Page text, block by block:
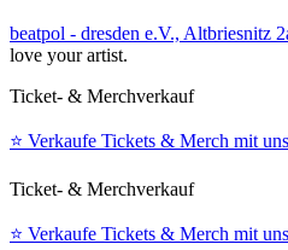
beatpol - dresden e.V., Altbriesnitz
love your artist.
Ticket- & Merchverkauf
⭐️ Verkaufe Tickets & Merch mit uns
Ticket- & Merchverkauf
⭐️ Verkaufe Tickets & Merch mit uns